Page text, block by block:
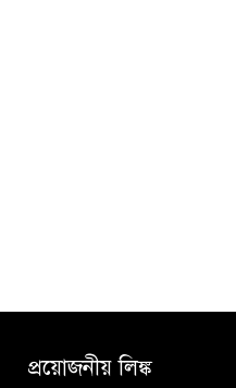
প্রয়োজনীয় লিঙ্ক